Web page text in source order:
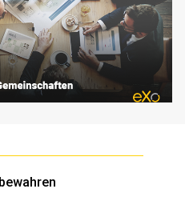
Testen Sie eXo